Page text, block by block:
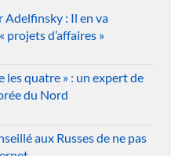
Adelfinsky : Il en va
projets d’affaires »
les quatre » : un expert de
du Nord
aux Russes de ne pas